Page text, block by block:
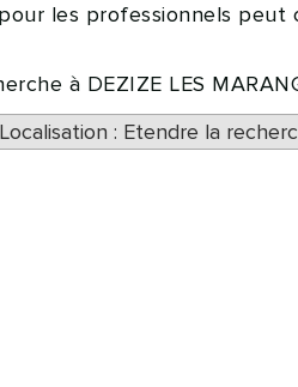
les professionnels peut
à DEZIZE LES
Localisation : Etendre la